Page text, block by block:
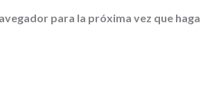
para la próxima vez que haga